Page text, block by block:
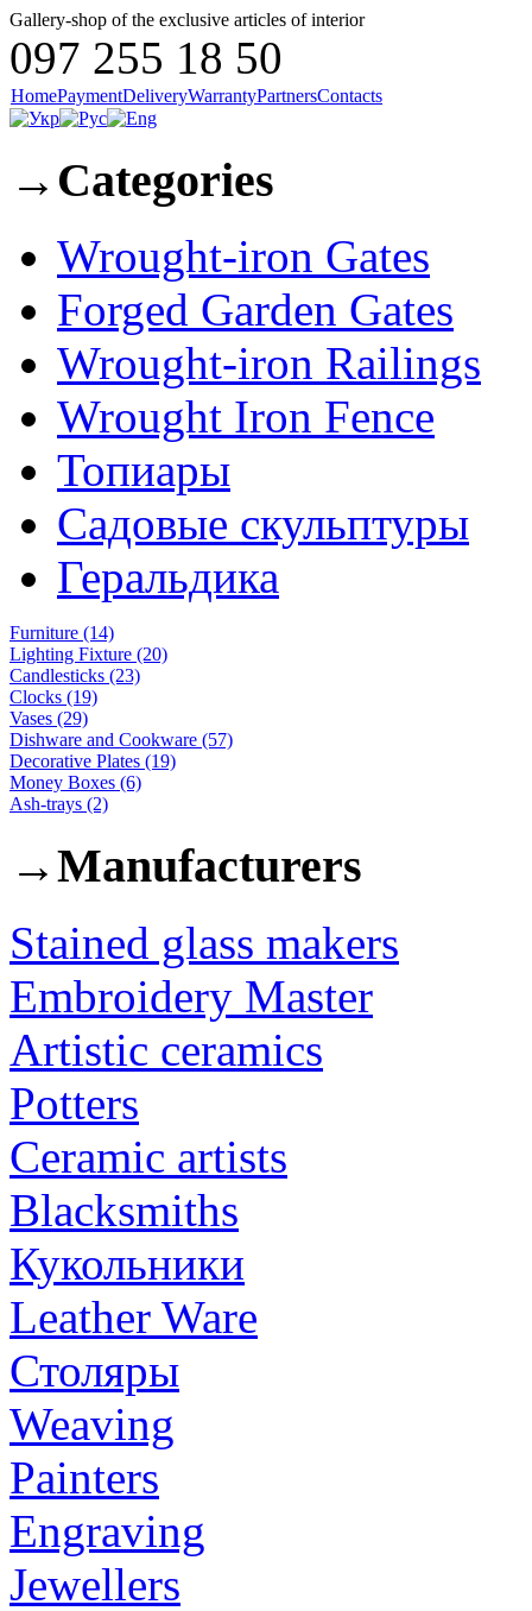
Gallery-shop of the exclusive articles of interior
097 255 18 50
HomePaymentDeliveryWarrantyPartnersContacts
→ Categories
Wrought-iron Gates
Forged Garden Gates
Wrought-iron Railings
Wrought Iron Fence
Топиары
Садовые скульптуры
Геральдика
Furniture (14)
Lighting Fixture (20)
Candlesticks (23)
Clocks (19)
Vases (29)
Dishware and Cookware (57)
Decorative Plates (19)
Money Boxes (6)
Ash-trays (2)
→Manufacturers
Stained glass makers
Embroidery Master
Artistic ceramics
Potters
Ceramic artists
Blacksmiths
Кукольники
Leather Ware
Столяры
Weaving
Painters
Engraving
Jewellers